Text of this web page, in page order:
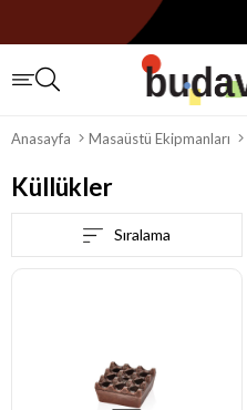
Anasayfa Masaüstü Ekipmanları
Küllükler
Sıralama